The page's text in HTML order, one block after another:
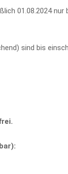
01.08.2024 nur
sind bis